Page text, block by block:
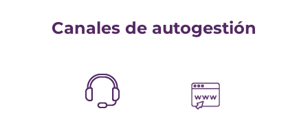
Canales de autogestión